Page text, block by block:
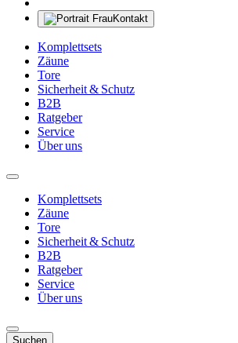
Kontakt
Komplettsets
Zäune
Tore
Sicherheit & Schutz
B2B
Ratgeber
Service
Über uns
Komplettsets
Zäune
Tore
Sicherheit & Schutz
B2B
Ratgeber
Service
Über uns
Suchen